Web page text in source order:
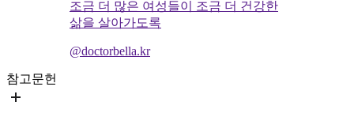
조금 더 많은 여성들이 조금 더 건강한
삶을 살아가도록
@doctorbella.kr
참고문헌